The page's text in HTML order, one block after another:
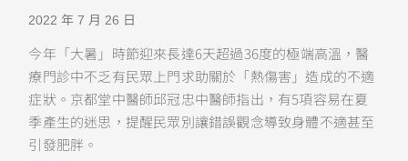
2022 年 7 月 26 日
今年「大暑」時節迎來長達6天超過36度的極端高溫，醫
療門診中不乏有民眾上門求助關於「熱傷害」造成的不適
症狀。京都堂中醫師邱冠忠中醫師指出，有5項容易在夏
季產生的迷思，提醒民眾別讓錯誤觀念導致身體不適甚至
引發肥胖。